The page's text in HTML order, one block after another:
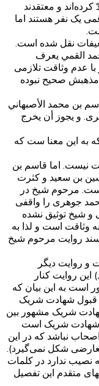
و معتقدند
یک نفر هستند اما
نقل شده است.
القمي يعرف
با عدم وثاقت تلازمی
صحیح نبوده
بن محمد الأصبهاني
و يجوز أن يخرج
به این معنا ست که
نیست. اما قاسم بن
بن سعید و کثرت
مرحوم شیخ در
جوهری را واقفی
شیخ توثیق نشده
وثاقت است و لذا به
روایت مرحوم شیخ
و روایت دیگر
روایت کنار
به این بیان که
شهادت شریک
شریک مشهور بین
شهادت شریک است
نباشد که در این
شکل نمی‌گیرد).
نصیب ندارد در کلمات
متقدم این تفصیل